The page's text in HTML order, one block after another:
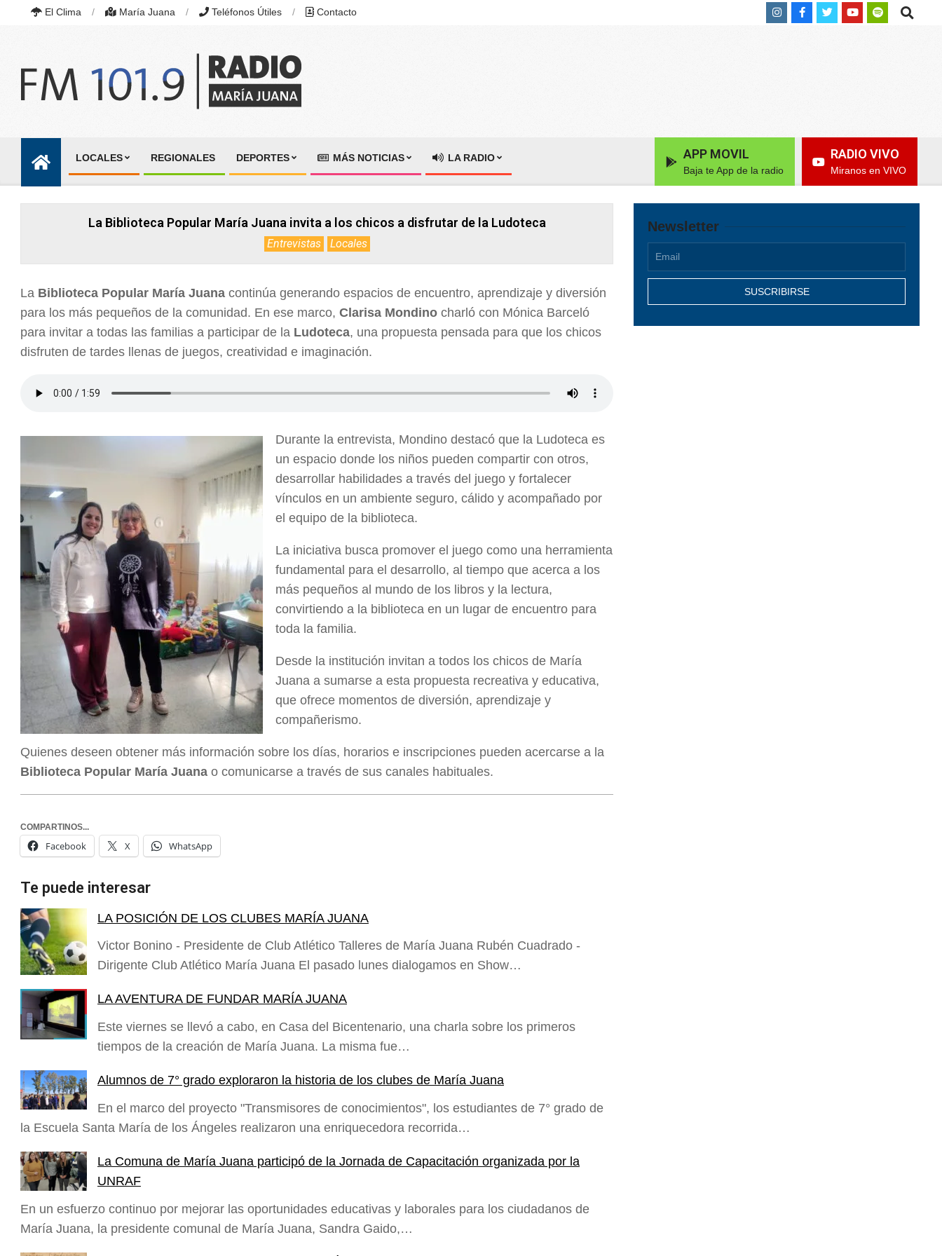
El Clima María Juana Teléfonos Útiles Contacto Search
RADIO
JUANA
FM
SANTA
ARGENTINA
Primary
Navigation
Menu
LOCALES REGIONALES DEPORTES MÁS NOTICIAS LA RADIO APP MOVIL
Baja te App de la radio
RADIO VIVO
Miranos en VIVO
La Biblioteca Popular María Juana invita a los chicos a disfrutar de la Ludoteca
Entrevistas Locales
La Biblioteca Popular María Juana continúa generando espacios de encuentro, aprendizaje y diversión
para los más pequeños de la comunidad. En ese marco, Clarisa Mondino charló con Mónica Barceló
para invitar a todas las familias a participar de la Ludoteca, una propuesta pensada para que los chicos
disfruten de tardes llenas de juegos, creatividad e imaginación.
Durante la entrevista, Mondino destacó que la Ludoteca es
un espacio donde los niños pueden compartir con otros,
desarrollar habilidades a través del juego y fortalecer
vínculos en un ambiente seguro, cálido y acompañado por
el equipo de la biblioteca.
La iniciativa busca promover el juego como una herramienta
fundamental para el desarrollo, al tiempo que acerca a los
más pequeños al mundo de los libros y la lectura,
convirtiendo a la biblioteca en un lugar de encuentro para
toda la familia.
Desde la institución invitan a todos los chicos de María
Juana a sumarse a esta propuesta recreativa y educativa,
que ofrece momentos de diversión, aprendizaje y
compañerismo.
Quienes deseen obtener más información sobre los días, horarios e inscripciones pueden acercarse a la
Biblioteca Popular María Juana o comunicarse a través de sus canales habituales.
COMPARTINOS...
Facebook X WhatsApp
Te puede interesar
LA POSICIÓN DE LOS CLUBES MARÍA JUANA
Victor Bonino - Presidente de Club Atlético Talleres de María Juana Rubén Cuadrado -
Dirigente Club Atlético María Juana El pasado lunes dialogamos en Show…
LA AVENTURA DE FUNDAR MARÍA JUANA
Este viernes se llevó a cabo, en Casa del Bicentenario, una charla sobre los primeros
tiempos de la creación de María Juana. La misma fue…
Alumnos de 7° grado exploraron la historia de los clubes de María Juana
En el marco del proyecto "Transmisores de conocimientos", los estudiantes de 7° grado de
la Escuela Santa María de los Ángeles realizaron una enriquecedora recorrida…
La Comuna de María Juana participó de la Jornada de Capacitación organizada por la
UNRAF
En un esfuerzo continuo por mejorar las oportunidades educativas y laborales para los ciudadanos de
María Juana, la presidente comunal de María Juana, Sandra Gaido,…
Newsletter